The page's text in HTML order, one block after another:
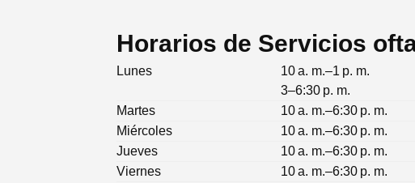
Horarios de Servicios
Lunes
10 a. m.–1 p. m.
3–6:30 p. m.
Martes
10 a. m.–6:30 p. m.
Miércoles
10 a. m.–6:30 p. m.
Jueves
10 a. m.–6:30 p. m.
Viernes
10 a. m.–6:30 p. m.